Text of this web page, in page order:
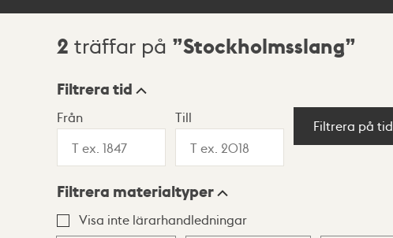
Sökresultat
2 träffar på Stockholmsslang
Visningsläge
Lista Karta
Filtrera tid
Från Till
Filtrera på tid
Filtrera materialtyper
Visa inte lärarhandledningar